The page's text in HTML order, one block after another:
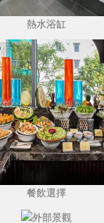
熱水浴缸
餐飲選擇